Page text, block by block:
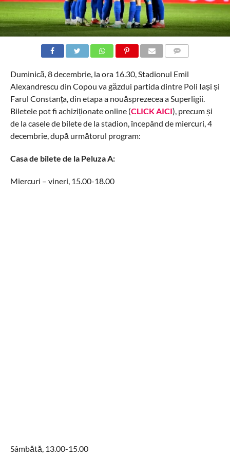
Duminică, 8 decembrie, la ora 16.30, Stadionul Emil
Alexandrescu din Copou va găzdui partida dintre Poli Iași și
Farul Constanța, din etapa a nouăsprezecea a Superligii.
Biletele pot fi achiziționate online (CLICK AICI), precum și
de la casele de bilete de la stadion, începând de miercuri, 4
decembrie, după următorul program:
Casa de bilete de la Peluza A:
Miercuri – vineri, 15.00-18.00
Sâmbătă, 13.00-15.00